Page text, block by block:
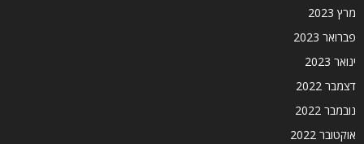
מרץ 2023
פברואר 2023
ינואר 2023
דצמבר 2022
נובמבר 2022
אוקטובר 2022